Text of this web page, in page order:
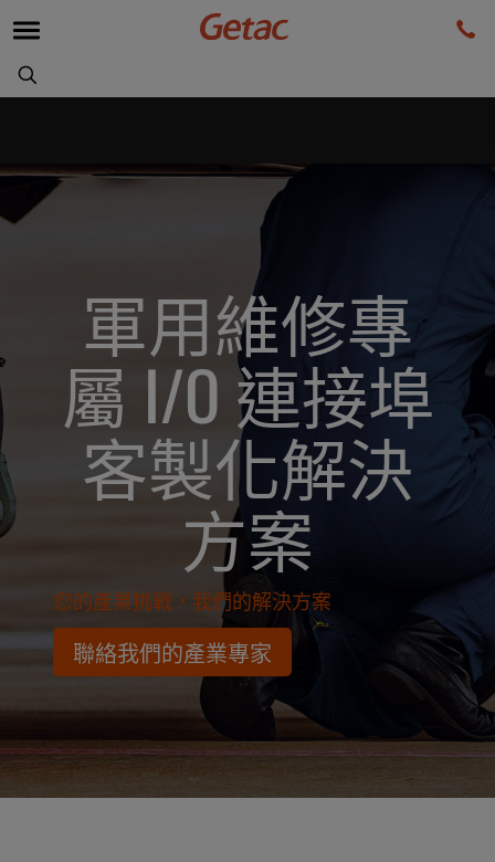
軍用維修專
屬 I/O 連接埠
客製化解決
方案
您的產業挑戰，我們的解決方案
聯絡我們的產業專家